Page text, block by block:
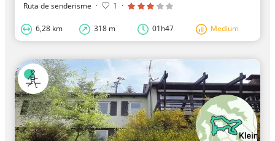
Ruta de senderisme · 1 ·
6,28 km 318 m 01h47 Medium